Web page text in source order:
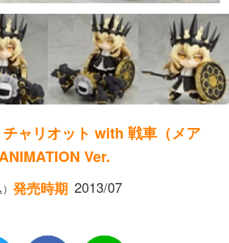
ャリオット with 戦車（メア
Ver.
発売時期 2013/07